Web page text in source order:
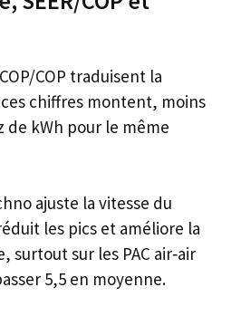
COP traduisent la
chiffres montent, moins
de kWh pour le même
ajuste la vitesse du
les pics et améliore la
surtout sur les PAC air‑air
5,5 en moyenne.